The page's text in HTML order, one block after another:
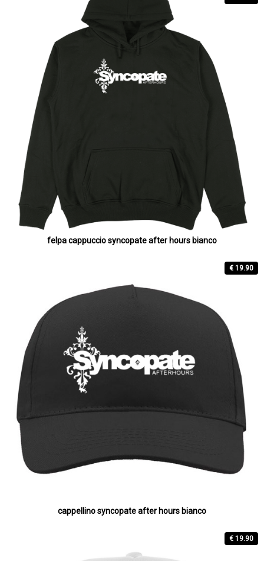
felpa cappuccio syncopate after hours bianco
€ 19.90
cappellino syncopate after hours bianco
€ 19.90